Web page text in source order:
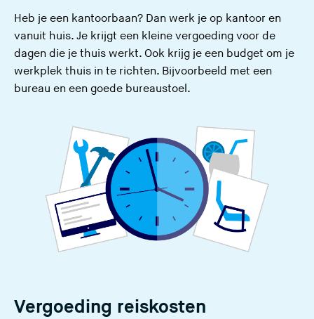
Heb je een kantoorbaan? Dan werk je op kantoor en
vanuit huis. Je krijgt een kleine vergoeding voor de
dagen die je thuis werkt. Ook krijg je een budget om je
werkplek thuis in te richten. Bijvoorbeeld met een
bureau en een goede bureaustoel.
Vergoeding reiskosten